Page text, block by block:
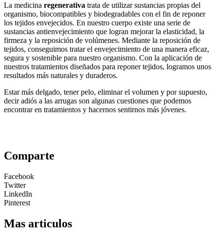
La medicina regenerativa trata de utilizar sustancias propias del
organismo, biocompatibles y biodegradables con el fin de reponer
los tejidos envejecidos. En nuestro cuerpo existe una serie de
sustancias antienvejecimiento que logran mejorar la elasticidad, la
firmeza y la reposición de volúmenes. Mediante la reposición de
tejidos, conseguimos tratar el envejecimiento de una manera eficaz,
segura y sostenible para nuestro organismo. Con la aplicación de
nuestros tratamientos diseñados para reponer tejidos, logramos unos
resultados más naturales y duraderos.
Estar más delgado, tener pelo, eliminar el volumen y por supuesto,
decir adiós a las arrugas son algunas cuestiones que podemos
encontrar en tratamientos y hacernos sentirnos más jóvenes.
Comparte
Facebook
Twitter
LinkedIn
Pinterest
Mas articulos